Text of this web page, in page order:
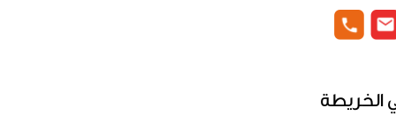
الخريطة